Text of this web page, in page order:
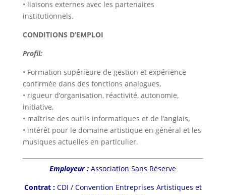
• liaisons externes avec les partenaires
institutionnels.
CONDITIONS D’EMPLOI
Profil:
• Formation supérieure de gestion et expérience
confirmée dans des fonctions analogues,
• rigueur d’organisation, réactivité, autonomie,
initiative,
• maîtrise des outils informatiques et de l’anglais,
• intérêt pour le domaine artistique en général et les
musiques actuelles en particulier.
Employeur : Association Sans Réserve
Contrat :CDI / Convention Entreprises Artistiques et